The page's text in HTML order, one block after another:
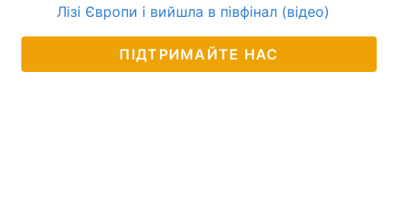
Лізі Європи і вийшла в півфінал (відео)
ПІДТРИМАЙТЕ НАС